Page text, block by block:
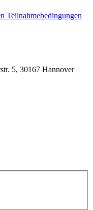
Teilnahmebedingungen
5, 30167 Hannover |